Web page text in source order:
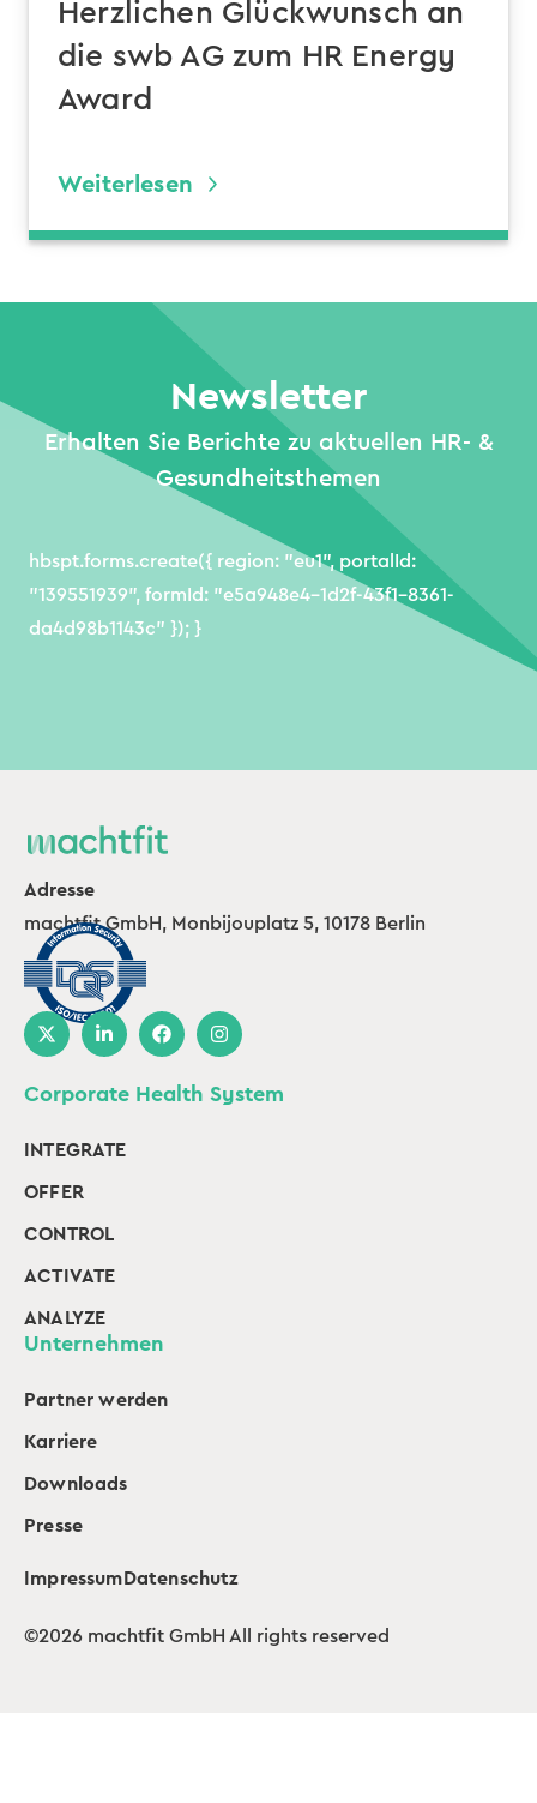
Herzlichen Glückwunsch an
die swb AG zum HR Energy
Award
Weiterlesen
Newsletter
Erhalten Sie Berichte zu aktuellen HR- &
Gesundheitsthemen
hbspt.forms.create({ region: "eu1", portalId:
"139551939", formId: "e5a948e4-1d2f-43f1-8361-
da4d98b1143c" }); }
Adresse
machtfit GmbH, Monbijouplatz 5, 10178 Berlin
Corporate Health System
INTEGRATE
OFFER
CONTROL
ACTIVATE
ANALYZE
Unternehmen
Partner werden
Karriere
Downloads
Presse
©2026 machtfit GmbH All rights reserved
Impressum Datenschutz